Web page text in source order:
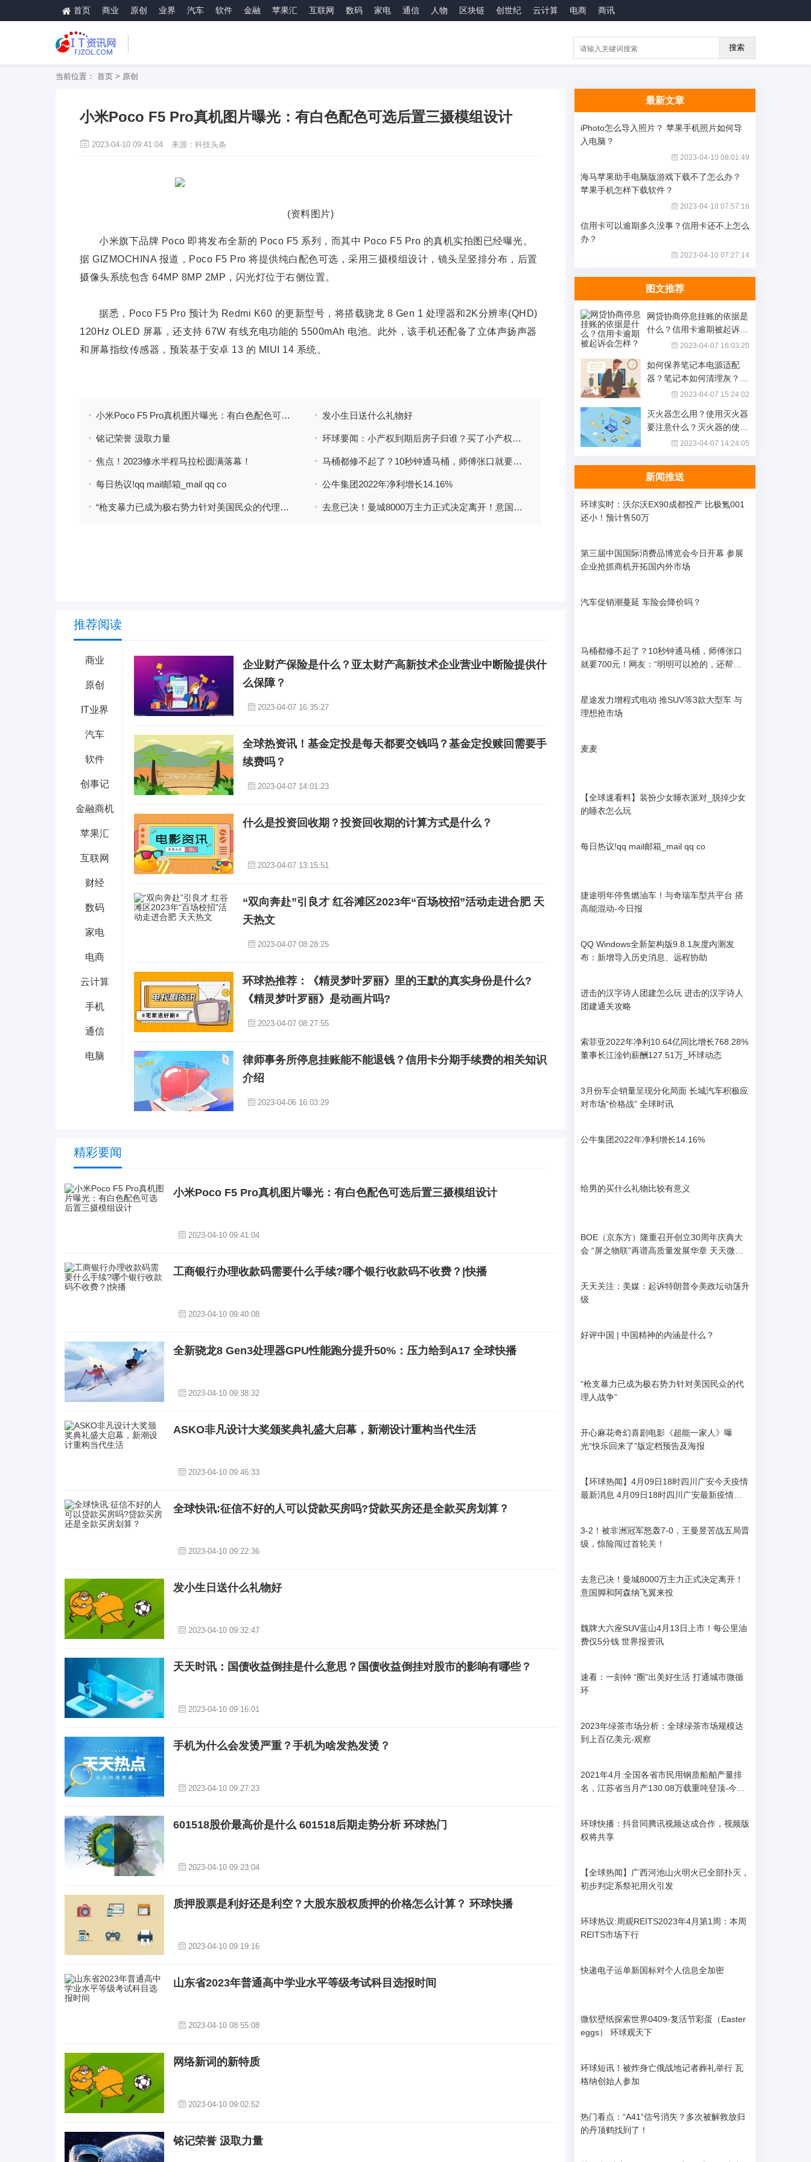
首页 商业 原创 业界 汽车 软件 金融 苹果汇 互联网 数码 家电 通信 人物 区块链 创世纪 云计算 电商 商讯
搜索
当前位置： 首页 > 原创
小米Poco F5 Pro真机图片曝光：有白色配色可选后置三摄模组设计
2023-04-10 09:41:04 来源：科技头条
(资料图片)
小米旗下品牌 Poco 即将发布全新的 Poco F5 系列，而其中 Poco F5 Pro 的真机实拍图已经曝光。
据 GIZMOCHINA 报道，Poco F5 Pro 将提供纯白配色可选，采用三摄模组设计，镜头呈竖排分布，后置
摄像头系统包含 64MP 8MP 2MP，闪光灯位于右侧位置。
据悉，Poco F5 Pro 预计为 Redmi K60 的更新型号，将搭载骁龙 8 Gen 1 处理器和2K分辨率(QHD)
120Hz OLED 屏幕，还支持 67W 有线充电功能的 5500mAh 电池。此外，该手机还配备了立体声扬声器
和屏幕指纹传感器，预装基于安卓 13 的 MIUI 14 系统。
小米Poco F5 Pro真机图片曝光：有白色配色可选后置三摄模组设计 发小生日送什么礼物好
铭记荣誉 汲取力量 环球要闻：小产权到期后房子归谁？买了小产权拆迁了赔给谁？
焦点！2023修水半程马拉松圆满落幕！ 马桶都修不起了？10秒钟通马桶，师傅张口就要700元！网友：“明明可以抢的，还帮我疏通了下马桶”
每日热议!qq mail邮箱_mail qq co 公牛集团2022年净利增长14.16%
“枪支暴力已成为极右势力针对美国民众的代理人战争” 去意已决！曼城8000万主力正式决定离开！意国脚和阿森纳飞翼来投
推荐阅读
商业
原创
IT业界
汽车
软件
创事记
金融商机
苹果汇
互联网
财经
数码
家电
电商
云计算
手机
通信
电脑
企业财产保险是什么？亚太财产高新技术企业营业中断险提供什
么保障？
2023-04-07 16:35:27
全球热资讯！基金定投是每天都要交钱吗？基金定投赎回需要手
续费吗？
2023-04-07 14:01:23
什么是投资回收期？投资回收期的计算方式是什么？
2023-04-07 13:15:51
“双向奔赴”引良才 红谷滩区2023年“百场校招”活动走进合肥 天
天热文
2023-04-07 08:28:25
环球热推荐：《精灵梦叶罗丽》里的王默的真实身份是什么?
《精灵梦叶罗丽》是动画片吗?
2023-04-07 08:27:55
律师事务所停息挂账能不能退钱？信用卡分期手续费的相关知识
介绍
2023-04-06 16:03:29
精彩要闻
小米Poco F5 Pro真机图片曝光：有白色配色可选后置三摄模组设计
2023-04-10 09:41:04
工商银行办理收款码需要什么手续?哪个银行收款码不收费？|快播
2023-04-10 09:40:08
全新骁龙8 Gen3处理器GPU性能跑分提升50%：压力给到A17 全球快播
2023-04-10 09:38:32
ASKO非凡设计大奖颁奖典礼盛大启幕，新潮设计重构当代生活
2023-04-10 09:46:33
全球快讯:征信不好的人可以贷款买房吗?贷款买房还是全款买房划算？
2023-04-10 09:22:36
发小生日送什么礼物好
2023-04-10 09:32:47
天天时讯：国债收益倒挂是什么意思？国债收益倒挂对股市的影响有哪些？
2023-04-10 09:16:01
手机为什么会发烫严重？手机为啥发热发烫？
2023-04-10 09:27:23
601518股价最高价是什么 ​601518后期走势分析 环球热门
2023-04-10 09:23:04
质押股票是利好还是利空？大股东股权质押的价格怎么计算？ 环球快播
2023-04-10 09:19:16
山东省2023年普通高中学业水平等级考试科目选报时间
2023-04-10 08:55:08
网络新词的新特质
2023-04-10 09:02:52
铭记荣誉 汲取力量
最新文章
iPhoto怎么导入照片？ 苹果手机照片如何导
入电脑？
2023-04-10 08:01:49
海马苹果助手电脑版游戏下载不了怎么办？
苹果手机怎样下载软件？
2023-04-10 07:57:16
信用卡可以逾期多久没事？信用卡还不上怎么
办？
2023-04-10 07:27:14
图文推荐
网贷协商停息挂账的依据是
什么？信用卡逾期被起诉会
怎样？
2023-04-07 16:03:20
如何保养笔记本电源适配
器？笔记本如何清理灰？|
世界快播 2023-04-07 15:24:02
灭火器怎么用？使用灭火器
要注意什么？灭火器的使用
步骤|今日热文2023-04-07 14:24:05
新闻推送
环球实时：沃尔沃EX90成都投产 比极氪001
还小！预计售50万
第三届中国国际消费品博览会今日开幕 参展
企业抢抓商机开拓国内外市场
汽车促销潮蔓延 车险会降价吗？
马桶都修不起了？10秒钟通马桶，师傅张口
就要700元！网友：“明明可以抢的，还帮我
星途发力增程式电动 推SUV等3款大型车 与
理想抢市场
麦麦
【全球速看料】装扮少女睡衣派对_脱掉少女
的睡衣怎么玩
每日热议!qq mail邮箱_mail qq co
捷途明年停售燃油车！与奇瑞车型共平台 搭
高能混动-今日报
QQ Windows全新架构版9.8.1灰度内测发
布：新增导入历史消息、远程协助
进击的汉字诗人团建怎么玩 进击的汉字诗人
团建通关攻略
索菲亚2022年净利10.64亿同比增长768.28%
董事长江淦钧薪酬127.51万_环球动态
3月份车企销量呈现分化局面 长城汽车积极应
对市场“价格战” 全球时讯
公牛集团2022年净利增长14.16%
给男的买什么礼物比较有意义
BOE（京东方）隆重召开创立30周年庆典大
会 “屏之物联”再谱高质量发展华章 天天微资
天天关注：美媒：起诉特朗普令美政坛动荡升
级
好评中国 | 中国精神的内涵是什么？
“枪支暴力已成为极右势力针对美国民众的代
理人战争”
开心麻花奇幻喜剧电影《超能一家人》曝
光“快乐回来了”版定档预告及海报
【环球热闻】4月09日18时四川广安今天疫情
最新消息 4月09日18时四川广安最新疫情情
3-2！被非洲冠军怒轰7-0，王曼昱苦战五局晋
级，惊险闯过首轮关！
去意已决！曼城8000万主力正式决定离开！
意国脚和阿森纳飞翼来投
魏牌大六座SUV蓝山4月13日上市！每公里油
费仅5分钱 世界报资讯
速看：一刻钟 “圈”出美好生活 打通城市微循
环
2023年绿茶市场分析：全球绿茶市场规模达
到上百亿美元-观察
2021年4月:全国各省市民用钢质船舶产量排
名，江苏省当月产130.08万载重吨登顶-今日
环球快播：抖音同腾讯视频达成合作，视频版
权将共享
【全球热闻】广西河池山火明火已全部扑灭，
初步判定系祭祀用火引发
环球热议:周观REITS2023年4月第1周：本周
REITS市场下行
快递电子运单新国标对个人信息全加密
微软壁纸探索世界0409-复活节彩蛋（Easter
eggs） 环球观天下
环球短讯！被炸身亡俄战地记者葬礼举行 瓦
格纳创始人参加
热门看点：“A41”信号消失？多次被解救放归
的丹顶鹤找到了！